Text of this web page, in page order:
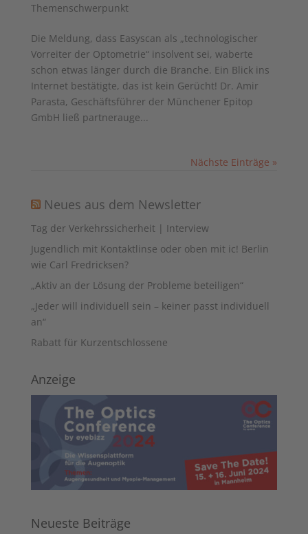
Themenschwerpunkt
Die Meldung, dass Easyscan als „technologischer
Vorreiter der Optometrie“ insolvent sei, waberte
schon etwas länger durch die Branche. Ein Blick ins
Internet bestätigte, das ist kein Gerücht! Dr. Amir
Parasta, Geschäftsführer der Münchener Epitop
GmbH ließ partnerauge...
Nächste Einträge »
Neues aus dem Newsletter
Tag der Verkehrssicherheit | Interview
Jugendlich mit Kontaktlinse oder oben mit ic! Berlin
wie Carl Fredricksen?
„Aktiv an der Lösung der Probleme beteiligen“
„Jeder will individuell sein – keiner passt individuell
an“
Rabatt für Kurzentschlossene
Anzeige
Neueste Beiträge